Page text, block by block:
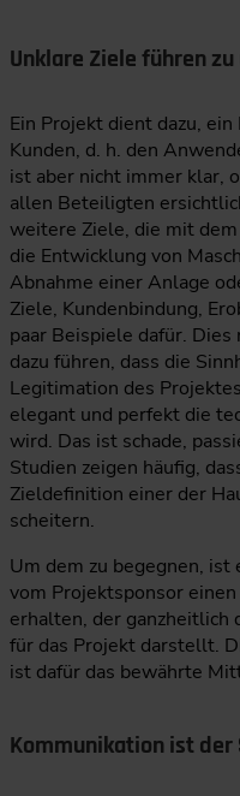
Unklare Ziele führen
Ein Projekt dient dazu,
Kunden, d. h. den
ist aber nicht immer klar,
allen Beteiligten
weitere Ziele, die mit
die Entwicklung von
Abnahme einer Anlage
Ziele, Kundenbindung,
paar Beispiele dafür.
dazu führen, dass die
Legitimation des
elegant und perfekt die
wird. Das ist schade,
Studien zeigen häufig,
Zieldefinition einer der
scheitern.
Um dem zu begegnen, ist
vom Projektsponsor
erhalten, der ganzheitlich
für das Projekt darstellt.
ist dafür das bewährte
Kommunikation ist der